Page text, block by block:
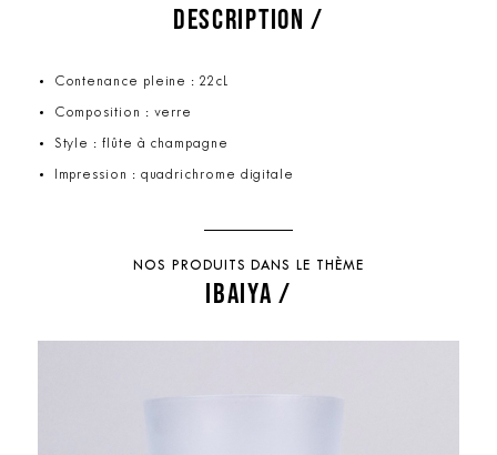
DESCRIPTION /
Contenance pleine : 22cL
Composition : verre
Style : flûte à champagne
Impression : quadrichrome digitale
NOS PRODUITS DANS LE THÈME
IBAIYA /